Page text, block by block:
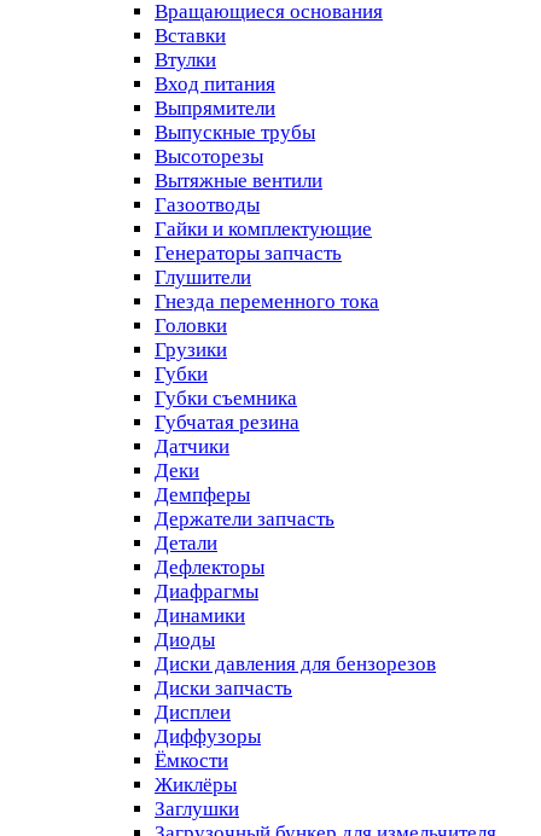
Вращающиеся основания
Вставки
Втулки
Вход питания
Выпрямители
Выпускные трубы
Высоторезы
Вытяжные вентили
Газоотводы
Гайки и комплектующие
Генераторы запчасть
Глушители
Гнезда переменного тока
Головки
Грузики
Губки
Губки съемника
Губчатая резина
Датчики
Деки
Демпферы
Держатели запчасть
Детали
Дефлекторы
Диафрагмы
Динамики
Диоды
Диски давления для бензорезов
Диски запчасть
Дисплеи
Диффузоры
Ёмкости
Жиклёры
Заглушки